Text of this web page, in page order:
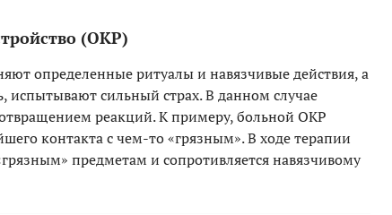
(ОКР)
определенные ритуалы и навязчивые действия, а
испытывают сильный страх. В данном случае
реакций. К примеру, больной ОКР
контакта с чем-то «грязным». В ходе терапии
предметам и сопротивляется навязчивому